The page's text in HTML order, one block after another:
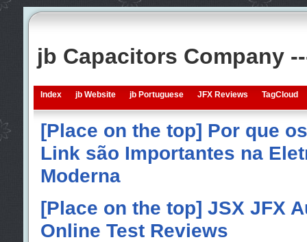
jb Capacitors Company
Index jb Website jb Portuguese JFX Reviews TagCloud
[Place on the top] Por que
Link são Importantes na
Moderna
[Place on the top] JSX JFX
Online Test Reviews